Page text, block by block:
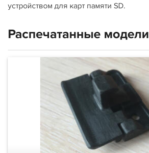
устройством для карт памяти SD.
Распечатанные модели